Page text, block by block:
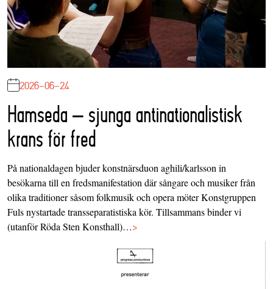
2026-06-24
Hamseda – sjunga antinationalistisk
krans för fred
På nationaldagen bjuder konstnärsduon aghili/karlsson in
besökarna till en fredsmanifestation där sångare och musiker från
olika traditioner såsom folkmusik och opera möter Konstgruppen
Fuls nystartade transseparatistiska kör. Tillsammans binder vi
(utanför Röda Sten Konsthall)…>